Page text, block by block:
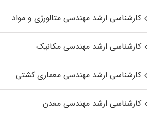
کارشناسی ارشد مهندسی متالورژی و مواد
کارشناسی ارشد مهندسی مکانیک
کارشناسی ارشد مهندسی معماری کشتی
کارشناسی ارشد مهندسی معدن